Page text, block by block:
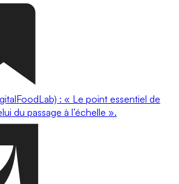
: « Le point essentiel de
du passage à l’échelle ».